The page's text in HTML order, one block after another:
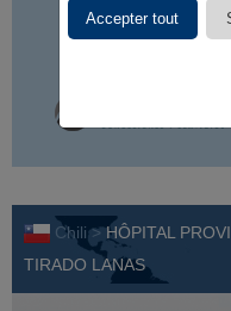
Chili >HÔPITAL
TIRADO LANAS